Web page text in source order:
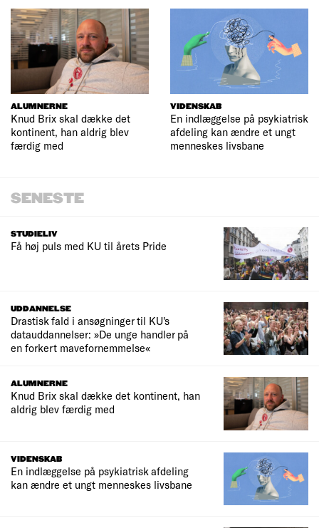
ALUMNERNE
Knud Brix skal dække det
kontinent, han aldrig blev
færdig med
VIDENSKAB
En indlæggelse på psykiatrisk
afdeling kan ændre et ungt
menneskes livsbane
SENESTE
STUDIELIV
Få høj puls med KU til årets Pride
UDDANNELSE
Drastisk fald i ansøgninger til KU's
datauddannelser: »De unge handler på
en forkert mavefornemmelse«
ALUMNERNE
Knud Brix skal dække det kontinent, han
aldrig blev færdig med
VIDENSKAB
En indlæggelse på psykiatrisk afdeling
kan ændre et ungt menneskes livsbane